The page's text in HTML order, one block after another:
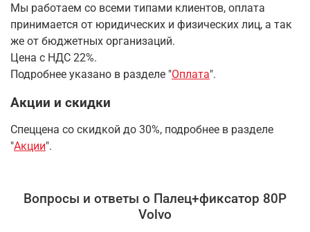
Мы работаем со всеми типами клиентов, оплата
принимается от юридических и физических лиц, а так
же от бюджетных организаций.
Цена с НДС 22%.
Подробнее указано в разделе "Оплата".
Акции и скидки
Спеццена со скидкой до 30%, подробнее в разделе
"Акции".
Вопросы и ответы о Палец+фиксатор 80P
Volvo